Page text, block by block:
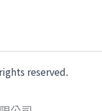
reserved.